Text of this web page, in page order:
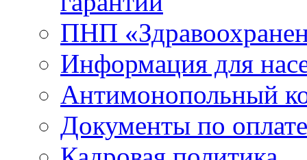
ПНП
Информация для
Антимонопольный
Документы по